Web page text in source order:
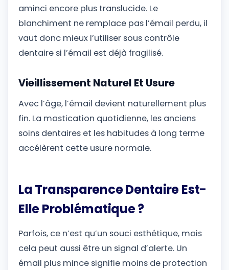
aminci encore plus translucide. Le
blanchiment ne remplace pas l’émail perdu, il
vaut donc mieux l’utiliser sous contrôle
dentaire si l’émail est déjà fragilisé.
Vieillissement Naturel Et Usure
Avec l’âge, l’émail devient naturellement plus
fin. La mastication quotidienne, les anciens
soins dentaires et les habitudes à long terme
accélèrent cette usure normale.
La Transparence Dentaire Est-
Elle Problématique ?
Parfois, ce n’est qu’un souci esthétique, mais
cela peut aussi être un signal d’alerte. Un
émail plus mince signifie moins de protection